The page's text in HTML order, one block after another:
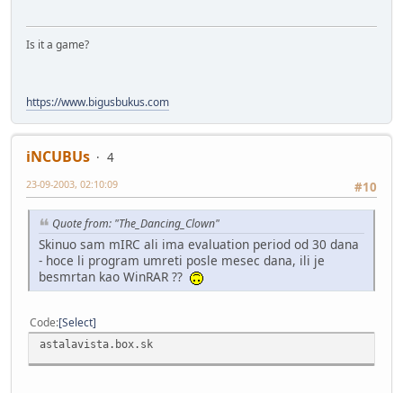
Is it a game?
https://www.bigusbukus.com
iNCUBUs
4
#10
23-09-2003, 02:10:09
Quote from: "The_Dancing_Clown"
Skinuo sam mIRC ali ima evaluation period od 30 dana
- hoce li program umreti posle mesec dana, ili je
besmrtan kao WinRAR ??
Code Select
astalavista.box.sk